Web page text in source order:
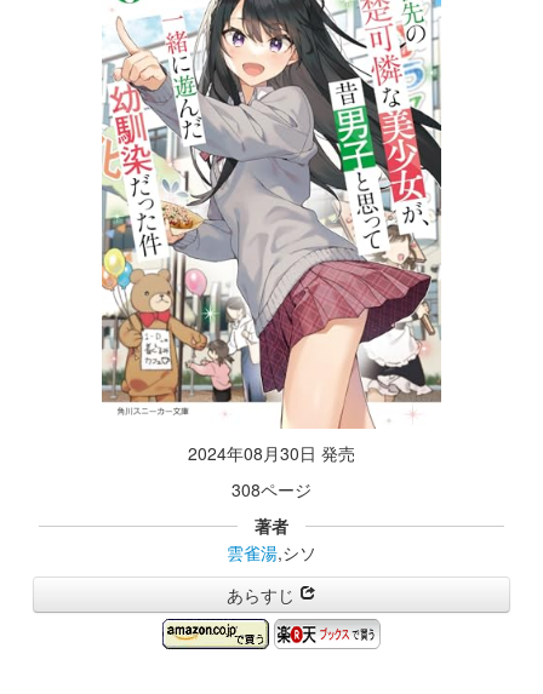
2024年08月30日 発売
308ページ
著者
雲雀湯,シソ
あらすじ